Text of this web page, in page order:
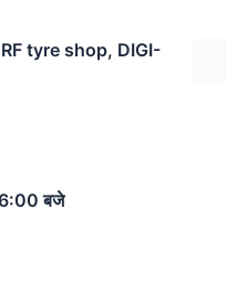
tyre shop, DIGI-
6:00 बजे